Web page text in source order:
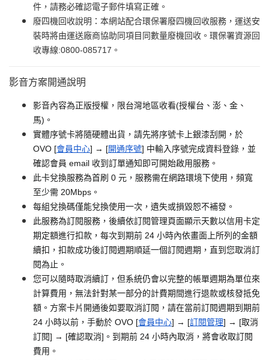
件，請務必確認電子郵件填寫正確。
廢四機回收說明：本網站配合環保署廢四機回收服務，運送安
裝時將由運送廠商協助同項目同數量廢機回收。環保署資源回
收專線:0800-085717。
影音方案開通說明
影音內容為正版授權，限台灣地區收看(授權台、澎、金、
馬)。
實體序號卡將隨硬體出貨，請先將序號卡上銀漆刮開，於
OVO [會員中心] → [開通序號] 中輸入序號完成資料登錄，並
確認會員 email 收到訂單通知即可開始啟用服務。
此卡兌換服務為首刷 0 元，服務需在網路環境下使用，頻寬
至少需 20Mbps。
每組兌換碼僅能兌換使用一次，遺失或損毀恕不補發。
此服務為訂閱服務，後續依訂閱管理頁面顯示天數以信用卡定
期定額進行扣款，每次到期前 24 小時內依畫面上所列的金額
續扣，扣款成功後訂閱週期順延一個訂閱週期，直到您取消訂
閱為止。
您可以隨時取消續訂，但系統仍會以完整的帳單週期為單位來
計算費用，無法針對某一部分的計費期間進行退款或核發抵免
額。方案卡片開通後如要取消訂閱，請在當前訂閱週期到期前
24 小時以前，手動於 OVO [會員中心] → [訂閱管理] → [取消
訂閱] → [確認取消]。到期前 24 小時內取消，將會收取訂閱
費用。